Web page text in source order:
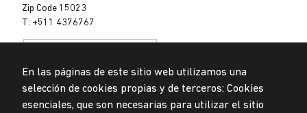
Zip Code 15023
T: +511 4376767
En las páginas de este sitio web utilizamos una
selección de cookies propias y de terceros: Cookies
esenciales, que son necesarias para utilizar el sitio